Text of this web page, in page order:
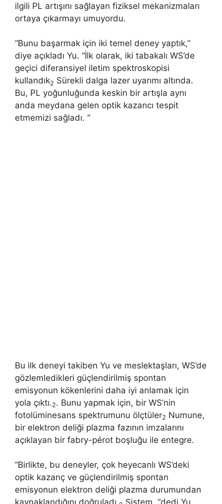
ilgili PL artışını sağlayan fiziksel mekanizmaları
ortaya çıkarmayı umuyordu.
“Bunu başarmak için iki temel deney yaptık,”
diye açıkladı Yu. “İlk olarak, iki tabakalı WS’de
geçici diferansiyel iletim spektroskopisi
kullandık2 Sürekli dalga lazer uyarımı altında.
Bu, PL yoğunluğunda keskin bir artışla aynı
anda meydana gelen optik kazancı tespit
etmemizi sağladı. “
Bu ilk deneyi takiben Yu ve meslektaşları, WS’de
gözlemledikleri güçlendirilmiş spontan
emisyonun kökenlerini daha iyi anlamak için
yola çıktı.2. Bunu yapmak için, bir WS’nin
fotolüminesans spektrumunu ölçtüler2 Numune,
bir elektron deliği plazma fazının imzalarını
açıklayan bir fabry-pérot boşluğu ile entegre.
“Birlikte, bu deneyler, çok heyecanlı WS’deki
optik kazanç ve güçlendirilmiş spontan
emisyonun elektron deliği plazma durumundan